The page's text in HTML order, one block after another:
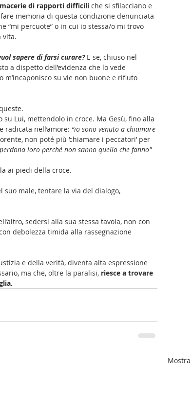
di rapporti difficili che si sfilacciano e
memoria di questa condizione denunciata
“mi percuote” o in cui io stessa/o mi trovo
vita.
sapere di farsi curare? E se, chiuso nel
a dispetto dell’evidenza che lo vede
m’incaponisco su vie non buone e rifiuto
Lui, mettendolo in croce. Ma Gesù, fino alla
radicata nell’amore: “io sono venuto a chiamare
non poté più ‘chiamare i peccatori’ per
loro perché non sanno quello che fanno"
ai piedi della croce.
suo male, tentare la via del dialogo,
sedersi alla sua stessa tavola, non con
debolezza timida alla rassegnazione
e della verità, diventa alta espressione
ma che, oltre la paralisi, riesce a trovare